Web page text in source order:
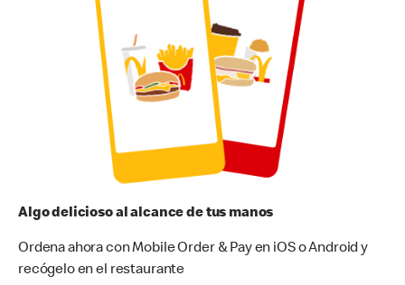
Algo delicioso al alcance de tus manos
Ordena ahora con Mobile Order & Pay en iOS o Android y
recógelo en el restaurante